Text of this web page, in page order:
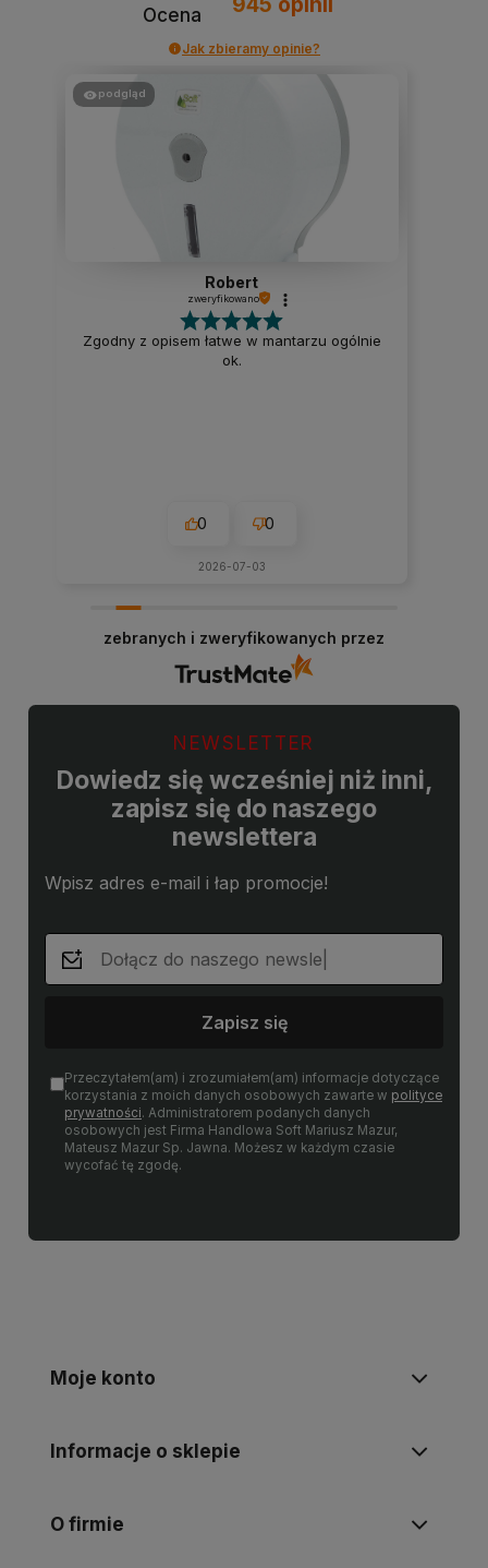
Ocena
Jak zbieramy opinie?
podgląd
Robert
zweryfikowano
Zgodny z opisem łatwe w mantarzu ogólnie
ok.
0 0
2026-07-03
zebranych i zweryfikowanych przez
NEWSLETTER
Dowiedz się wcześniej niż inni,
zapisz się do naszego
newslettera
Wpisz adres e-mail i łap promocje!
Zapisz się
Przeczytałem(am) i zrozumiałem(am) informacje dotyczące
korzystania z moich danych osobowych zawarte w polityce
prywatności. Administratorem podanych danych
osobowych jest Firma Handlowa Soft Mariusz Mazur,
Mateusz Mazur Sp. Jawna. Możesz w każdym czasie
wycofać tę zgodę.
Moje konto
Informacje o sklepie
O firmie